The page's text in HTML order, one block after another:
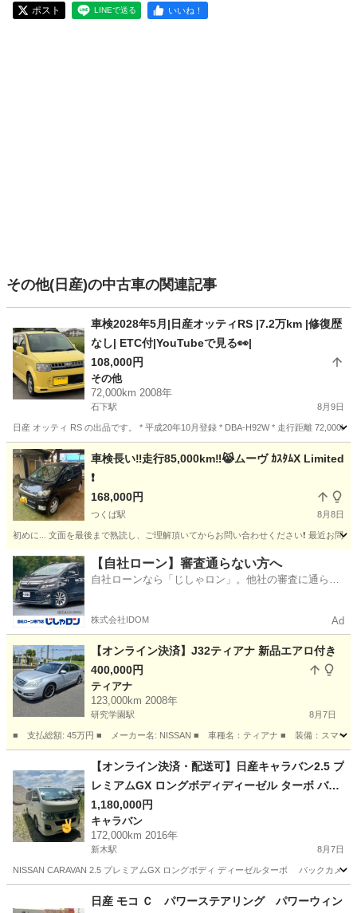
ポスト LINEで送る いいね！
その他(日産)の中古車の関連記事
車検2028年5月|日産オッティRS |7.2万km |修復歴
なし| ETC付|YouTubeで見る👀|
108,000円
その他
72,000km 2008年
石下駅 8月9日
日産 オッティ RS の出品です。 * 平成20年10月登録 * DBA-H92W * 走行距離
茨城 常総市 石下駅 その他
車検長い‼️走行85,000km‼️😹ムーヴ ｶｽﾀﾑX Limited
❗️
168,000円
つくば駅 8月8日
初めに... 文面を最後まで熟読し、ご理解頂いてからお問い合わせください❗️ 最近お
茨城 つくば市 つくば駅 日産 車両
【自社ローン】審査通らない方へ
自社ローンなら「じしゃロン」。他社の審査に通らな
株式会社IDOM Ad
【オンライン決済】J32ティアナ 新品エアロ付き
400,000円
ティアナ
123,000km 2008年
研究学園駅 8月7日
■ 支払総額: 45万円 ■ メーカー名: NISSAN ■ 車種名：ティアナ ■ 装備：スマー
研究学園駅 ティアナ
【オンライン決済・配送可】日産キャラバン2.5 プ
レミアムGX ロングボディディーゼル ターボ バッ
クカメラ
1,180,000円
キャラバン
172,000km 2016年
新木駅 8月7日
NISSAN CARAVAN 2.5 プレミアムGX ロングボディ ディーゼルターボ バックカメラ
新木駅 キャラバン
日産 モコ Ｃ パワーステアリング パワーウィン